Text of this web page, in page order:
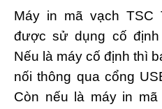
Máy in mã vạch TSC
được sử dụng cố
Nếu là máy cố định thì
nối thông qua cổng
Còn nếu là máy in